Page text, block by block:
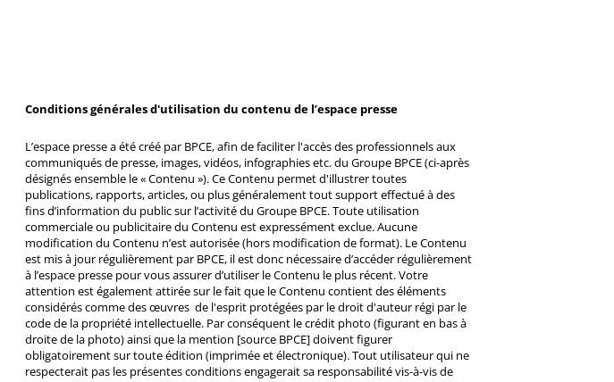
Conditions générales d'utilisation du contenu de l’espace presse
L’espace presse a été créé par BPCE, afin de faciliter l'accès des professionnels aux
communiqués de presse, images, vidéos, infographies etc. du Groupe BPCE (ci-après
désignés ensemble le « Contenu »). Ce Contenu permet d'illustrer toutes
publications, rapports, articles, ou plus généralement tout support effectué à des
fins d’information du public sur l’activité du Groupe BPCE. Toute utilisation
commerciale ou publicitaire du Contenu est expressément exclue. Aucune
modification du Contenu n’est autorisée (hors modification de format). Le Contenu
est mis à jour régulièrement par BPCE, il est donc nécessaire d’accéder régulièrement
à l’espace presse pour vous assurer d’utiliser le Contenu le plus récent. Votre
attention est également attirée sur le fait que le Contenu contient des éléments
considérés comme des œuvres de l'esprit protégées par le droit d'auteur régi par le
code de la propriété intellectuelle. Par conséquent le crédit photo (figurant en bas à
droite de la photo) ainsi que la mention [source BPCE] doivent figurer
obligatoirement sur toute édition (imprimée et électronique). Tout utilisateur qui ne
respecterait pas les présentes conditions engagerait sa responsabilité vis-à-vis de